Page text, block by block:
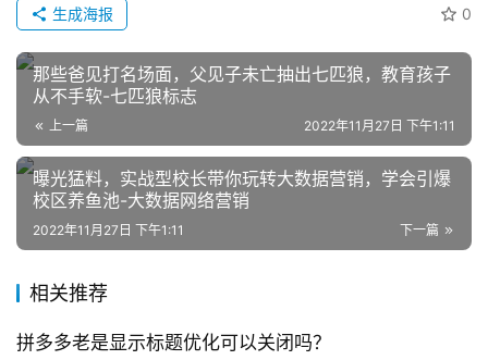
网
店
运
营
跨
境
电
商
自
媒
体
登录
0
生成海报
那些爸见打名场面，父见子未亡抽出七匹狼，教育孩子
从不手软-七匹狼标志
上一篇 2022年11月27日 下午1:11
曝光猛料，实战型校长带你玩转大数据营销，学会引爆
校区养鱼池-大数据网络营销
下一篇
2022年11月27日 下午1:11
相关推荐
拼多多老是显示标题优化可以关闭吗？